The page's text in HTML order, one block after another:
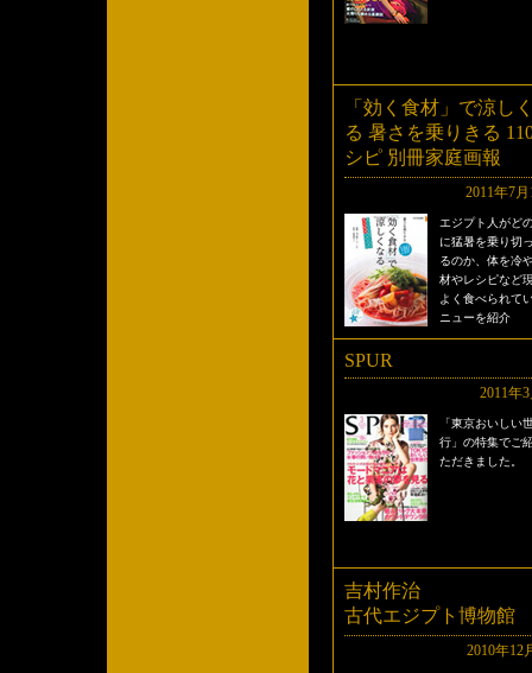
「効く食材」で涼し
る 暑さを乗りきる
シピ 別冊家庭画報
2011年7
エジプト人がど
に猛暑を乗り切
るのか、体を冷
材やレシピなど
よく食べられて
ニューを紹介
SPUR
2011年
「東京おいしい
行」の特集でご
ただきました。
吉村作治
古代エジプト博物館
2010年12